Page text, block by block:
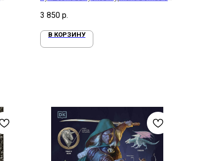
3 850 р.
В КОРЗИНУ